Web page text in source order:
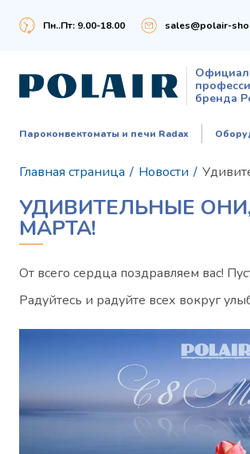
Пн..Пт: 9.00-18.00 sales@polair-
бренда
Пароконвектоматы и печи Radax
Главная страница / Новости /
УДИВИТЕЛЬНЫЕ
МАРТА!
От всего сердца поздравляем вас!
Радуйтесь и радуйте всех вокруг